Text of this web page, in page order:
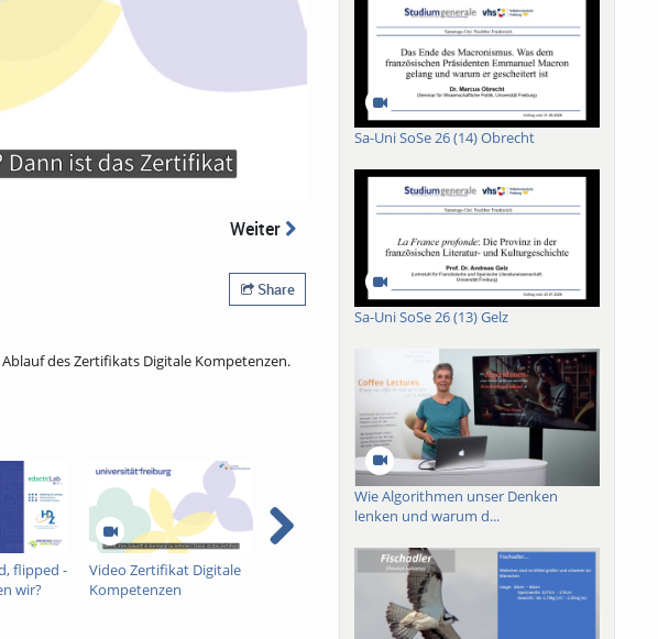
Weiter
Share
des Zertifikats Digitale Kompetenzen.
flipped -
wir?
Video Zertifikat Digitale
Kompetenzen
Beiträge erstellen
OER an der Albert-
Ludwigs-Universität
Sa-Uni SoSe 26 (14) Obrecht
Sa-Uni SoSe 26 (13) Gelz
Wie Algorithmen unser Denken
lenken und warum d...